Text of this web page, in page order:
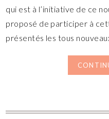
qui est à l’initiative de ce
proposé de participer à
présentés les tous